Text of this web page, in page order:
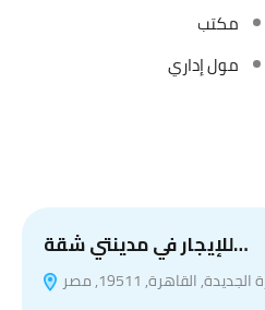
مكتب
مول إداري
للإيجار في مدينتي شقة…
القاهرة, 19511, مصر